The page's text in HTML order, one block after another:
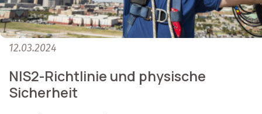
12.03.2024
NIS2-Richtlinie und physische
Sicherheit